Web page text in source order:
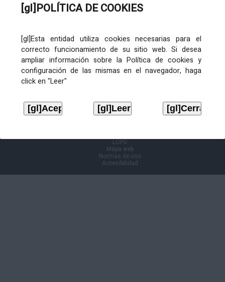
[gl]POLÍTICA DE COOKIES
[gl]Esta entidad utiliza cookies necesarias para el
correcto funcionamiento de su sitio web. Si desea
ampliar información sobre la Política de cookies y
configuración de las mismas en el navegador, haga
click en "Leer"
LOPD
Mapa web
Normas de uso
Accesibilidad